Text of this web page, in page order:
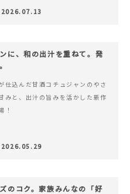
い旨みが楽しめる特製チリソース
続きを読む ピリッと刺激のあ
2026.07.13
に、和の出汁を重ねて。発
仕込んだ甘酒コチュジャンのやさ
みと、出汁の旨みを活かした新作
！
2026.05.29
のコク。家族みんなの「好